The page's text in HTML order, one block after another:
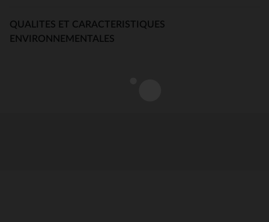
QUALITES ET CARACTERISTIQUES
ENVIRONNEMENTALES